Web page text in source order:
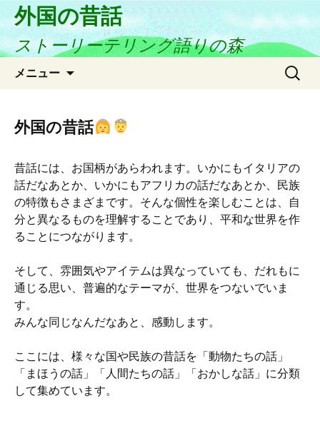
外国の昔話
ストーリーテリング語りの森
メニュー
ン
ツ
ス
キ
ッ
プ
検
外国の昔話
昔話には、お国柄があらわれます。いかにもイタリアの
話だなあとか、いかにもアフリカの話だなあとか、民族
の特徴もさまざまです。そんな個性を楽しむことは、自
分と異なるものを理解することであり、平和な世界を作
ることにつながります。
そして、雰囲気やアイテムは異なっていても、だれもに
通じる思い、普遍的なテーマが、世界をつないでいま
す。
みんな同じなんだなあと、感動します。
ここには、様々な国や民族の昔話を「動物たちの話」
「まほうの話」「人間たちの話」「おかしな話」に分類
して集めています。